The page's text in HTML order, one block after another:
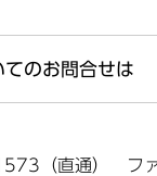
てのお問合せは
（直通） フ